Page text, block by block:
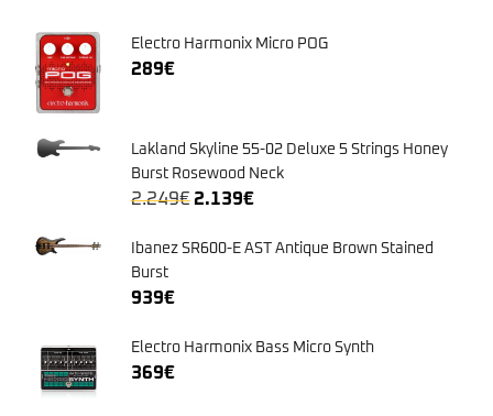
Electro Harmonix Micro POG
289€
Lakland Skyline 55-02 Deluxe 5 Strings Honey
Burst Rosewood Neck
2.249€ Le
initial
2.139€Le
actuel
Ibanez SR600-E AST Antique Brown Stained
Burst
939€
Electro Harmonix Bass Micro Synth
369€